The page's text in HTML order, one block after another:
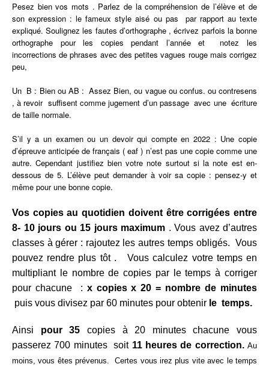
Pesez bien vos mots . Parlez de la compréhension de l’élève et de
son expression : le fameux style aisé ou pas par rapport au texte
expliqué. Soulignez les fautes d’orthographe , écrivez parfois la bonne
orthographe pour les copies pendant l’année et notez les
incorrections de phrases avec des petites vagues rouge mais corrigez
peu,
Un B : Bien ou AB : Assez Bien, ou vague ou confus. ou contresens
, à revoir suffisent comme jugement d’un passage avec une écriture
de taille normale.
S’il y a un examen ou un devoir qui compte en 2022 : Une copie
d’épreuve anticipée de français ( eaf ) n’est pas une copie comme une
autre. Cependant justifiez bien votre note surtout si la note est en-
dessous de 5. L’élève peut demander à voir sa copie : pensez-y et
même pour une bonne copie.
Vos copies au quotidien doivent être corrigées entre
8- 10 jours ou 15 jours maximum . Vous avez d’autres
classes à gérer : rajoutez les autres temps obligés. Vous
pouvez rendre plus tôt . Vous calculez votre temps en
multipliant le nombre de copies par le temps à corriger
pour chacune : x copies x 20 = nombre de minutes
puis vous divisez par 60 minutes pour obtenir le temps.
Ainsi pour 35 copies à 20 minutes chacune vous
passerez 700 minutes soit 11 heures de correction. Au
moins, vous êtes prévenus. Certes vous irez plus vite avec le temps